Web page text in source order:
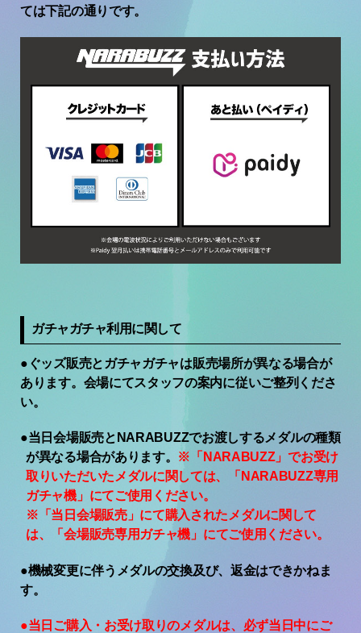
ては下記の通りです。
ガチャガチャ利用に関して
● ぐッズ販売とガチャガチャは販売場所が異なる場合が
あります。会場にてスタッフの案内に従いご整列くださ
い。
●当日会場販売と NARABUZZでお渡しするメダルの種類
が異なる場合があります。 ※「 NARABUZZ」でお受け
取りいただいたメダルに関しては、
「 NARABUZZ専用
ガチャ機」 にてご使用ください。
※「当日会場販売」にて購入されたメダルに関して
は、
「会場販売専用ガチャ機」 にてご使用ください。
●機械変更に伴うメダルの交換及び、返金はできかねま
す。
●当日ご購入・お受け取りのメダルは、 必ず当日中にご